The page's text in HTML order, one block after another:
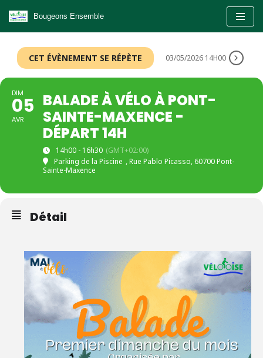
Aller
au
contenu
Bougeons Ensemble
CET ÉVÈNEMENT SE RÉPÈTE 03/05/2026 14H00
DIM
05
AVR
BALADE À VÉLO À PONT-
SAINTE-MAXENCE -
DÉPART 14H
14h00 - 16h30 (GMT+02:00)
Parking de la Piscine , Rue Pablo Picasso, 60700 Pont-
Sainte-Maxence
Détail